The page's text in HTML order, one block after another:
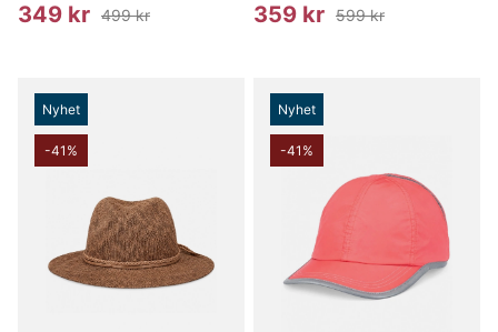
349 kr 499 kr 359 kr 599 kr
Nyhet
-41%
Nyhet
-41%